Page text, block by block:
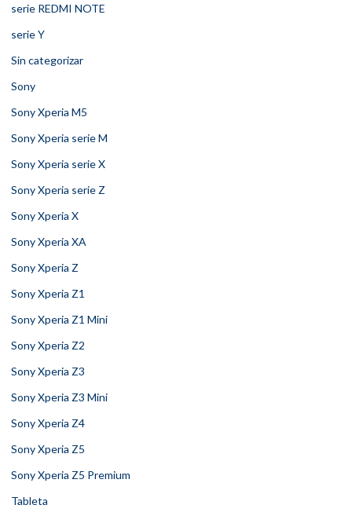
serie REDMI NOTE
serie Y
Sin categorizar
Sony
Sony Xperia M5
Sony Xperia serie M
Sony Xperia serie X
Sony Xperia serie Z
Sony Xperia X
Sony Xperia XA
Sony Xperia Z
Sony Xperia Z1
Sony Xperia Z1 Mini
Sony Xperia Z2
Sony Xperia Z3
Sony Xperia Z3 Mini
Sony Xperia Z4
Sony Xperia Z5
Sony Xperia Z5 Premium
Tableta